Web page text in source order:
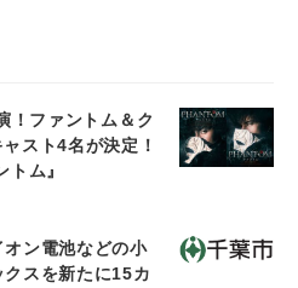
！ファントム＆ク
スト4名が決定！
ム』
ン電池などの小
スを新たに15カ